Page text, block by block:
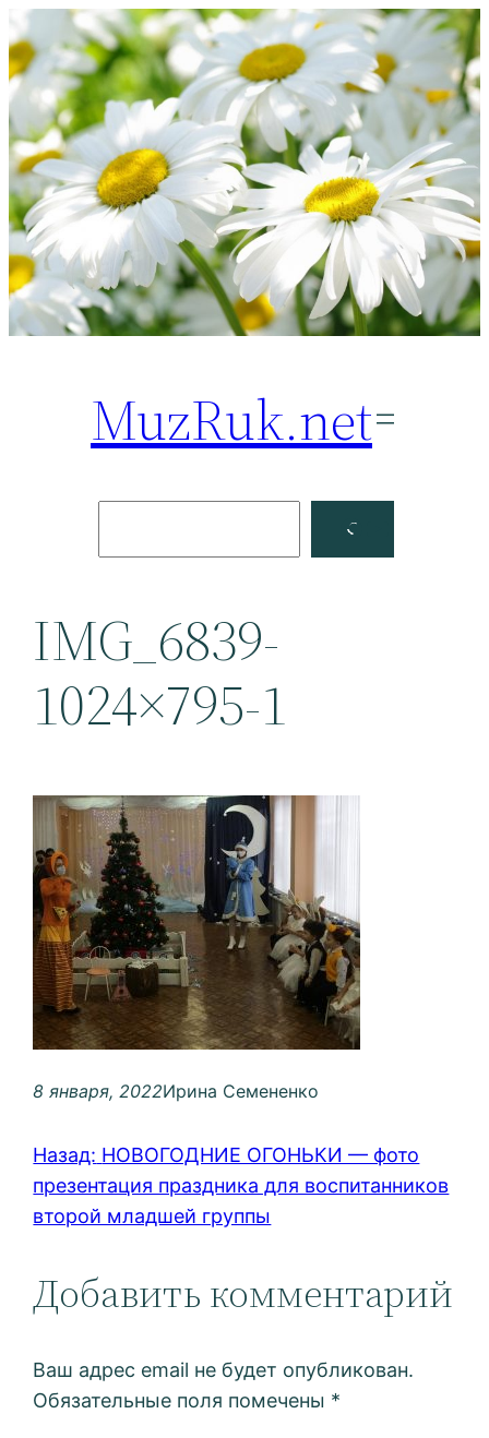
Перейти
к
содержимому
MuzRuk.net
Facebook
IMG_6839-
1024×795-1
8 января, 2022Ирина Семененко
Назад: НОВОГОДНИЕ ОГОНЬКИ — фото
презентация праздника для воспитанников
второй младшей группы
Добавить комментарий
Ваш адрес email не будет опубликован.
Обязательные поля помечены *